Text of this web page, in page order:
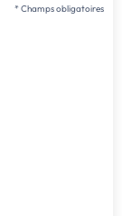
* Champs obligatoires